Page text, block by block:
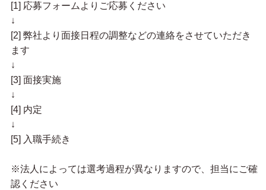
[1] 応募フォームよりご応募ください
↓
[2] 弊社より面接日程の調整などの連絡をさせていただき
ます
↓
[3] 面接実施
↓
[4] 内定
↓
[5] 入職手続き
※法人によっては選考過程が異なりますので、担当にご確
認ください